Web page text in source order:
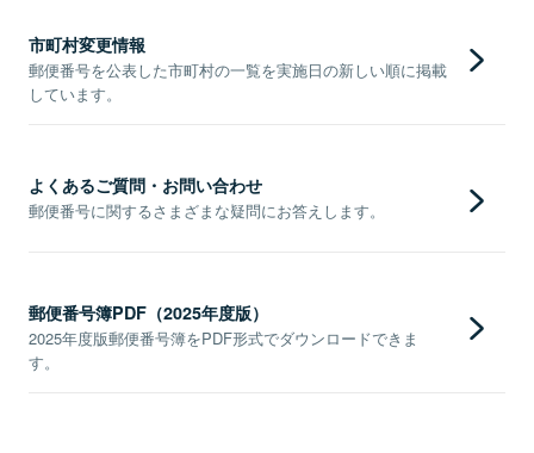
市町村変更情報
郵便番号を公表した市町村の一覧を実施日の新しい順に掲載
しています。
よくあるご質問・お問い合わせ
郵便番号に関するさまざまな疑問にお答えします。
郵便番号簿PDF（2025年度版）
2025年度版郵便番号簿をPDF形式でダウンロードできま
す。